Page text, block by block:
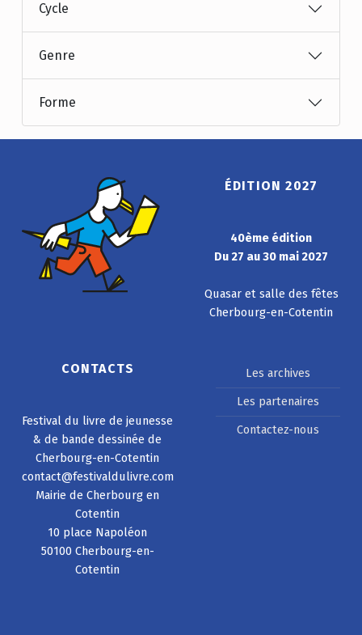
Cycle
Genre
Forme
ÉDITION 2027
40ème édition
Du 27 au 30 mai 2027
Quasar et salle des fêtes
Cherbourg-en-Cotentin
CONTACTS
Festival du livre de jeunesse
& de bande dessinée de
Cherbourg-en-Cotentin
contact@festivaldulivre.com
Mairie de Cherbourg en
Cotentin
10 place Napoléon
50100 Cherbourg-en-
Cotentin
Les archives
Les partenaires
Contactez-nous